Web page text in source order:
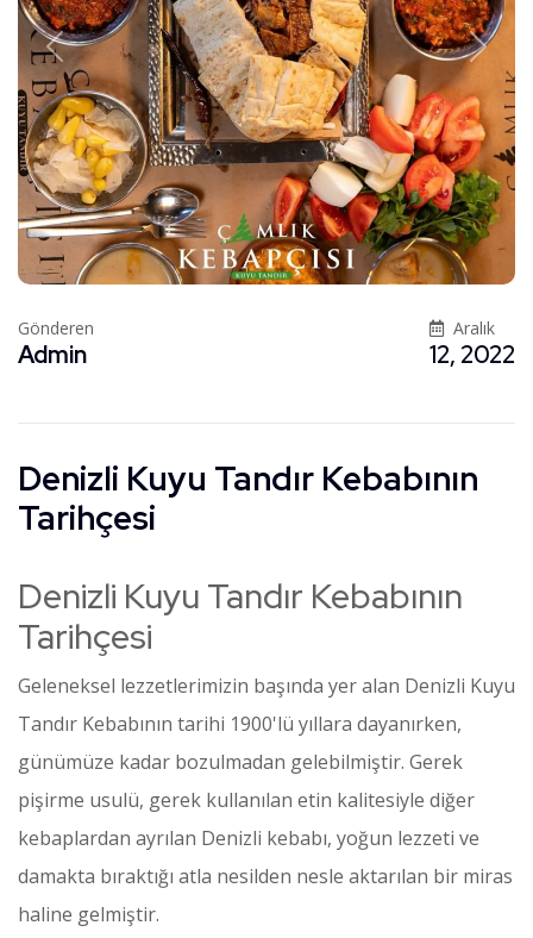
Previous Next
Gönderen
Admin
Aralık
12, 2022
Denizli Kuyu Tandır Kebabının
Tarihçesi
Denizli Kuyu Tandır Kebabının
Tarihçesi
Geleneksel lezzetlerimizin başında yer alan Denizli Kuyu
Tandır Kebabının tarihi 1900'lü yıllara dayanırken,
günümüze kadar bozulmadan gelebilmiştir. Gerek
pişirme usulü, gerek kullanılan etin kalitesiyle diğer
kebaplardan ayrılan Denizli kebabı, yoğun lezzeti ve
damakta bıraktığı atla nesilden nesle aktarılan bir miras
haline gelmiştir.